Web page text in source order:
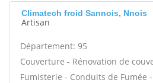
Climatech froid Sannois, Nnois
Artisan
Département: 95
Couverture - Rénovation de
Fumisterie - Conduits de Fumée